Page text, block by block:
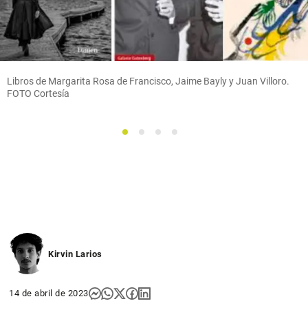
Libros de Margarita Rosa de Francisco, Jaime Bayly y Juan Villoro.
FOTO Cortesía
1 2 3 4
Kirvin Larios
14 de abril de 2023